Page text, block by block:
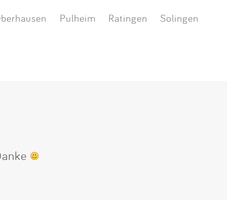
Pulheim Ratingen
Solingen